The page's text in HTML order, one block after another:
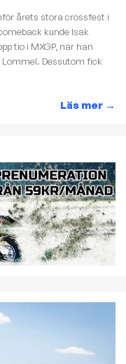
årets stora crossfest i
kunde Isak
tio i MXGP, när han
Dessutom fick
Läs mer →